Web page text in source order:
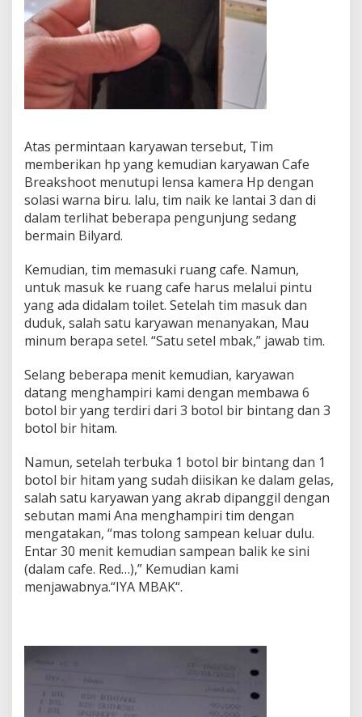
Atas permintaan karyawan tersebut, Tim
memberikan hp yang kemudian karyawan Cafe
Breakshoot menutupi lensa kamera Hp dengan
solasi warna biru. lalu, tim naik ke lantai 3 dan di
dalam terlihat beberapa pengunjung sedang
bermain Bilyard.
Kemudian, tim memasuki ruang cafe. Namun,
untuk masuk ke ruang cafe harus melalui pintu
yang ada didalam toilet. Setelah tim masuk dan
duduk, salah satu karyawan menanyakan, Mau
minum berapa setel. “Satu setel mbak,” jawab tim.
Selang beberapa menit kemudian, karyawan
datang menghampiri kami dengan membawa 6
botol bir yang terdiri dari 3 botol bir bintang dan 3
botol bir hitam.
Namun, setelah terbuka 1 botol bir bintang dan 1
botol bir hitam yang sudah diisikan ke dalam gelas,
salah satu karyawan yang akrab dipanggil dengan
sebutan mami Ana menghampiri tim dengan
mengatakan, “mas tolong sampean keluar dulu.
Entar 30 menit kemudian sampean balik ke sini
(dalam cafe. Red…),” Kemudian kami
menjawabnya.“IYA MBAK“.